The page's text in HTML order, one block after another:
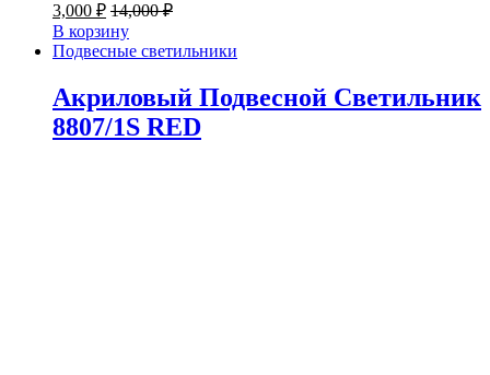
3,000 ₽ 14,000₽
В корзину
Подвесные светильники
Акриловый Подвесной Светильник
8807/1S RED